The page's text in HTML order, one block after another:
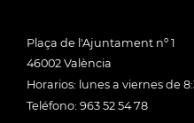
Plaça de l'Ajuntament nº 1
46002 València
Horarios: lunes a viernes de
Teléfono: 963 52 54 78